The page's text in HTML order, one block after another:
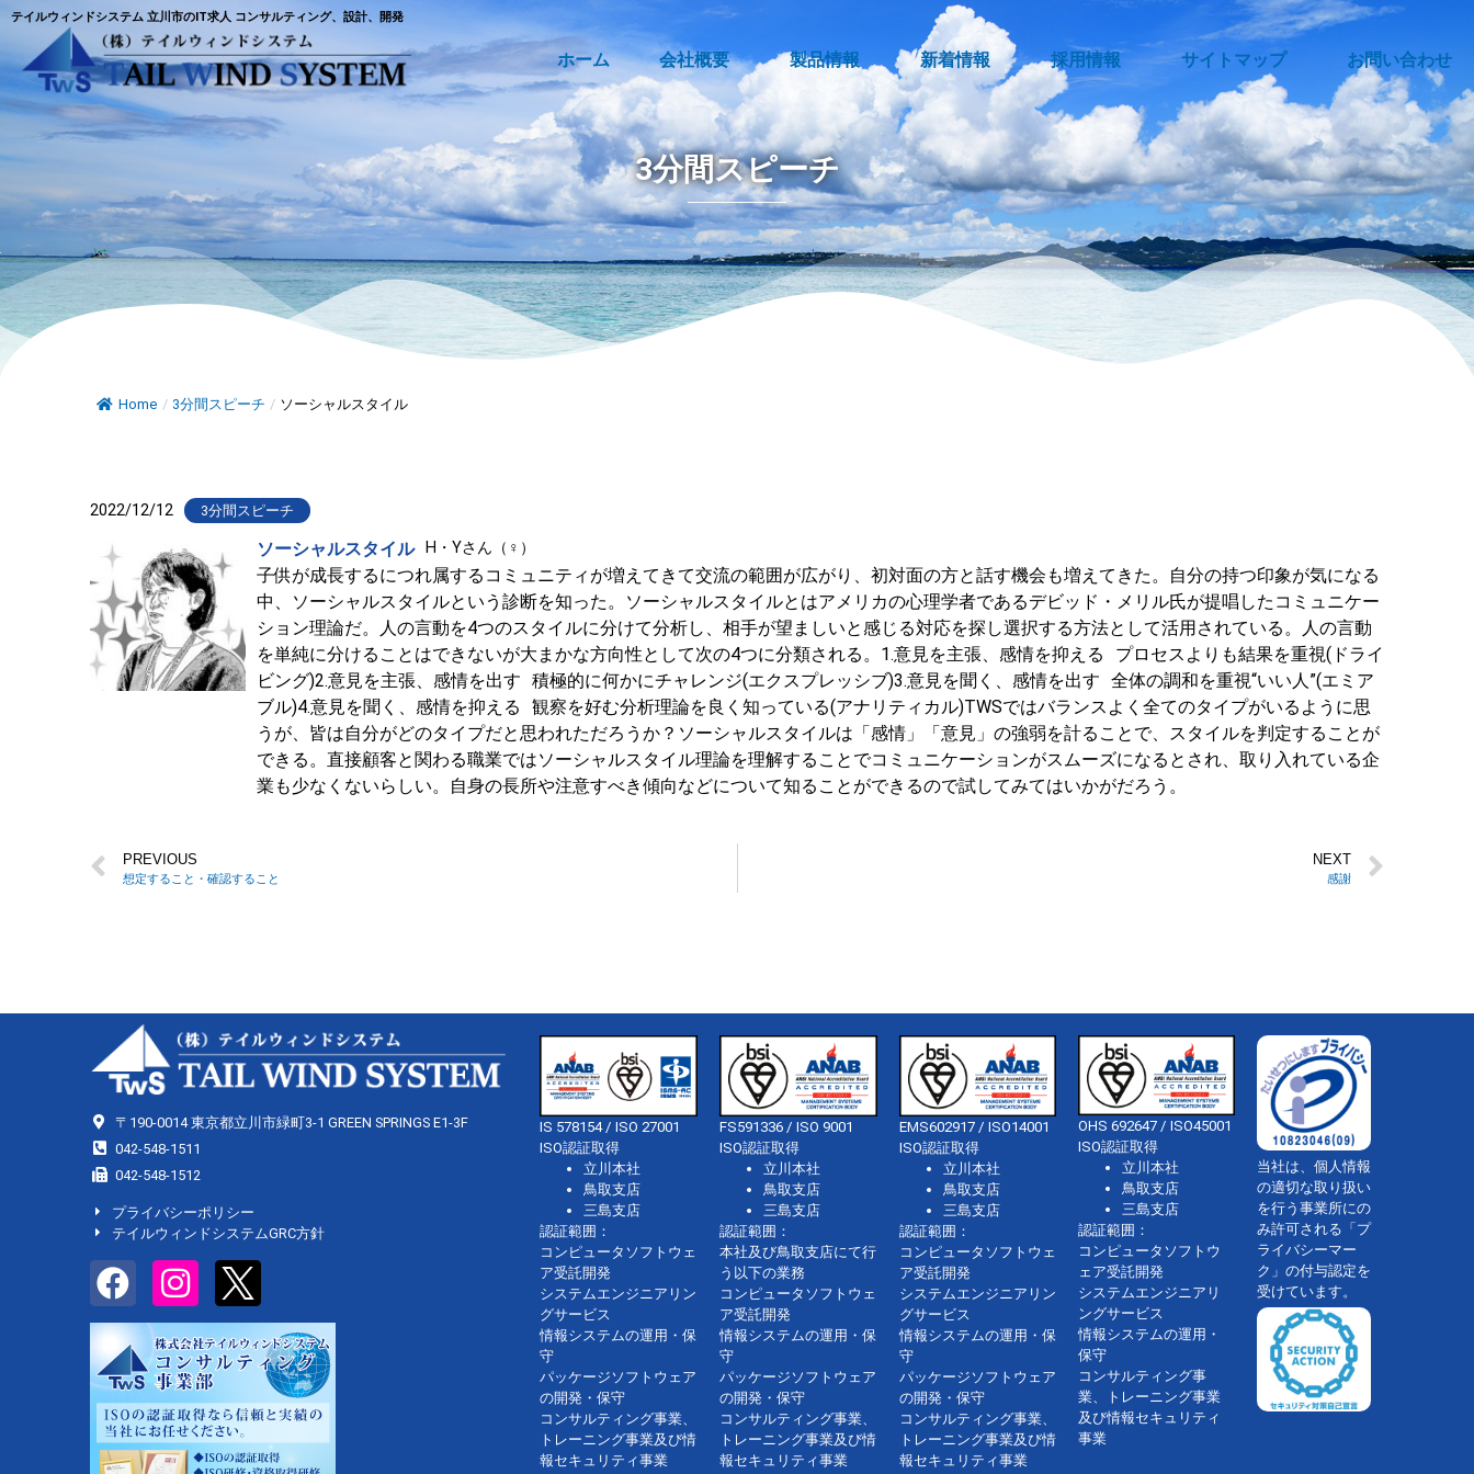
テイルウィンドシステム 立川市のIT求人 コンサルティング、設計、開発
ホーム 会社概要 製品情報 新着情報 採用情報 サイトマップ お問い合わせ
3分間スピーチ
Home / 3分間スピーチ / ソーシャルスタイル
2022/12/12 3分間スピーチ
ソーシャルスタイル H・Yさん（♀）
子供が成長するにつれ属するコミュニティが増えてきて交流の範囲が広がり、初対面の方と話す機会も増えてきた。自分の持つ印象が気になる
中、ソーシャルスタイルという診断を知った。ソーシャルスタイルとはアメリカの心理学者であるデビッド・メリル氏が提唱したコミュニケー
ション理論だ。人の言動を4つのスタイルに分けて分析し、相手が望ましいと感じる対応を探し選択する方法として活用されている。人の言動
を単純に分けることはできないが大まかな方向性として次の4つに分類される。1.意見を主張、感情を抑える プロセスよりも結果を重視(ドライ
ビング)2.意見を主張、感情を出す 積極的に何かにチャレンジ(エクスプレッシブ)3.意見を聞く、感情を出す 全体の調和を重視“いい人”(エミア
ブル)4.意見を聞く、感情を抑える 観察を好む分析理論を良く知っている(アナリティカル)TWSではバランスよく全てのタイプがいるように思
うが、皆は自分がどのタイプだと思われただろうか？ソーシャルスタイルは「感情」「意見」の強弱を計ることで、スタイルを判定することが
できる。直接顧客と関わる職業ではソーシャルスタイル理論を理解することでコミュニケーションがスムーズになるとされ、取り入れている企
業も少なくないらしい。自身の長所や注意すべき傾向などについて知ることができるので試してみてはいかがだろう。
PREVIOUS
想定すること・確認すること
NEXT
感謝
〒190-0014 東京都立川市緑町3-1 GREEN SPRINGS E1-3F
042-548-1511
042-548-1512
プライバシーポリシー
テイルウィンドシステムGRC方針
IS 578154 / ISO 27001
ISO認証取得
立川本社
鳥取支店
三島支店
認証範囲：
コンピュータソフトウェ
ア受託開発
システムエンジニアリン
グサービス
情報システムの運用・保
守
パッケージソフトウェア
の開発・保守
コンサルティング事業、
トレーニング事業及び情
報セキュリティ事業
FS591336 / ISO 9001
ISO認証取得
立川本社
鳥取支店
三島支店
認証範囲：
本社及び鳥取支店にて行
う以下の業務
コンピュータソフトウェ
ア受託開発
情報システムの運用・保
守
パッケージソフトウェア
の開発・保守
コンサルティング事業、
トレーニング事業及び情
報セキュリティ事業
EMS602917 / ISO14001
ISO認証取得
立川本社
鳥取支店
三島支店
認証範囲：
コンピュータソフトウェ
ア受託開発
システムエンジニアリン
グサービス
情報システムの運用・保
守
パッケージソフトウェア
の開発・保守
コンサルティング事業、
トレーニング事業及び情
報セキュリティ事業
OHS 692647 / ISO45001
ISO認証取得
立川本社
鳥取支店
三島支店
認証範囲：
コンピュータソフトウ
ェア受託開発
システムエンジニアリ
ングサービス
情報システムの運用・
保守
コンサルティング事
業、トレーニング事業
及び情報セキュリティ
事業
当社は、個人情報
の適切な取り扱い
を行う事業所にの
み許可される「プ
ライバシーマー
ク」の付与認定を
受けています。